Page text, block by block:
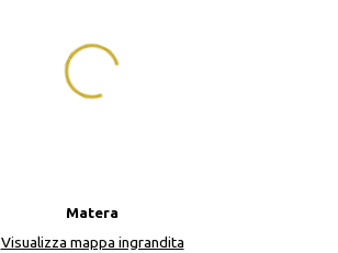
Matera
Visualizza mappa ingrandita